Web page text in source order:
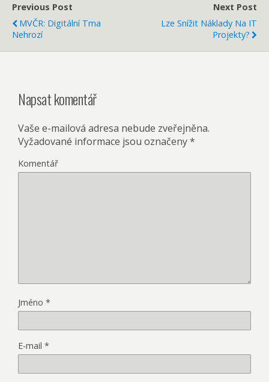
Previous Post
MVČR: Digitální Tma
Nehrozí
Next Post
Lze Snížit Náklady Na IT
Projekty?
Napsat komentář
Vaše e-mailová adresa nebude zveřejněna.
Vyžadované informace jsou označeny*
Komentář
Jméno *
E-mail *